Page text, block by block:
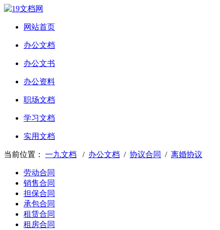
网站首页
办公文档
办公文书
办公资料
职场文档
学习文档
实用文档
当前位置： 一九文档 / 办公文档 / 协议合同 / 离婚协议
劳动合同
销售合同
担保合同
承包合同
租赁合同
租房合同